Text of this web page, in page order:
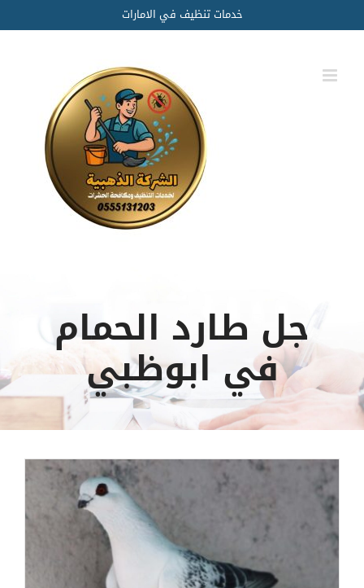
to
content
خدمات تنظيف في الامارات
جل طارد الحمام
في ابوظبي